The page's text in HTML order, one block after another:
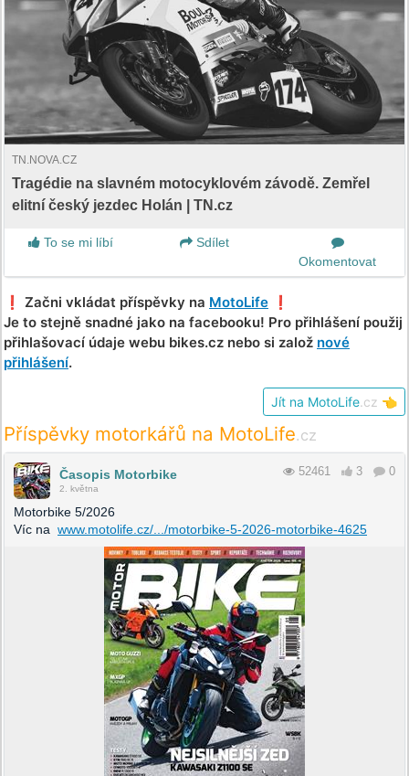
TN.NOVA.CZ
Tragédie na slavném motocyklovém závodě. Zemřel
elitní český jezdec Holán | TN.cz
To se mi líbí
Sdílet
Okomentovat
❗️ Začni vkládat příspěvky na MotoLife ❗️
Je to stejně snadné jako na facebooku! Pro přihlášení použij
přihlašovací údaje webu bikes.cz nebo si založ nové
přihlášení.
Jít na MotoLife.cz 👈
Příspěvky motorkářů na MotoLife.cz
Časopis Motorbike
2. května
52461 3 0
Motorbike 5/2026
Víc na www.motolife.cz/.../motorbike-5-2026-motorbike-4625